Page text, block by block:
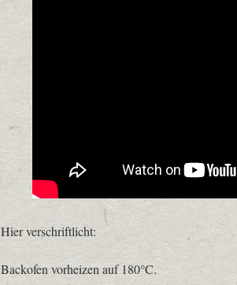
Hier verschriftlicht:
Backofen vorheizen auf 180°C.